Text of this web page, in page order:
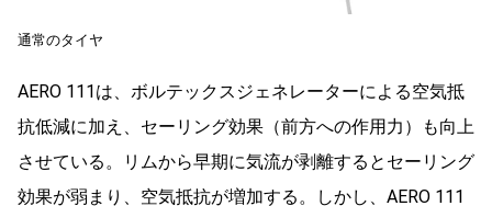
通常のタイヤ
AERO 111は、ボルテックスジェネレーターによる空気抵
抗低減に加え、セーリング効果（前方への作用力）も向上
させている。リムから早期に気流が剥離するとセーリング
効果が弱まり、空気抵抗が増加する。しかし、AERO 111